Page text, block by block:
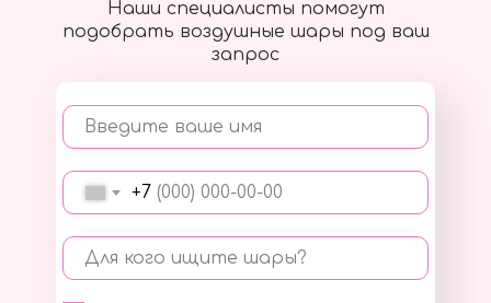
Наши специалисты помогут
подобрать воздушные шары под ваш
запрос
Введите ваше имя
+7
Для кого ищите шары?